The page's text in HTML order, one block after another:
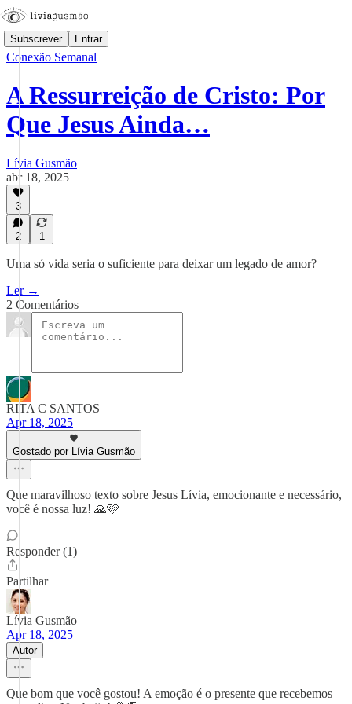
Subscrever Entrar
Conexão Semanal
A Ressurreição de Cristo: Por
Que Jesus Ainda…
Lívia Gusmão
abr 18, 2025
3
2 1
Uma só vida seria o suficiente para deixar um legado de amor?
Ler →
2 Comentários
RITA C SANTOS
Apr 18, 2025
Gostado por Lívia Gusmão
Que maravilhoso texto sobre Jesus Lívia, emocionante e necessário,
você é nossa luz! 🙏🩷
Responder (1)
Partilhar
Lívia Gusmão
Apr 18, 2025
Autor
Que bom que você gostou! A emoção é o presente que recebemos